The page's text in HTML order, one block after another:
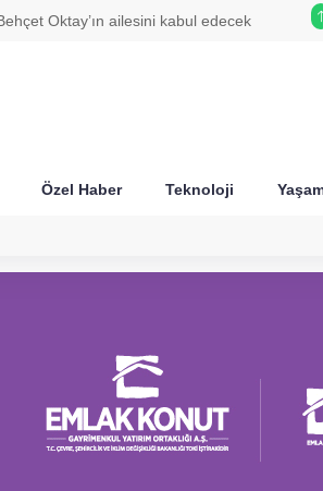
Oktay’ın ailesini kabul edecek
28,0626
0,0018
6.522,26
Özel Haber Teknoloji